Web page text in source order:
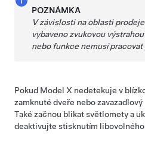
POZNÁMKA
V závislosti na oblasti
vybaveno zvukovou
nebo funkce nemusí
Pokud Model X nedetekuje v
zamknuté dveře nebo
Také začnou blikat světlomety a
deaktivujte stisknutím